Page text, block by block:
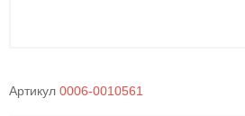
Артикул 0006-0010561